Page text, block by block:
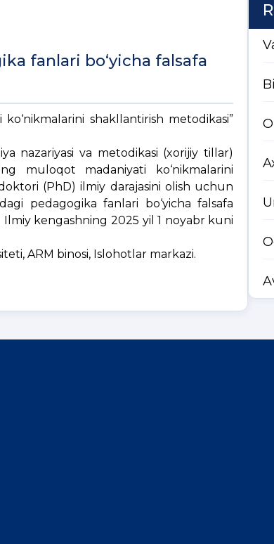
fanlari bo‘yicha falsafa
shakllantirish metodikasi”
nazariyasi va metodikasi (xorijiy tillar)
muloqot madaniyati ko‘nikmalarini
(PhD) ilmiy darajasini olish uchun
pedagogika fanlari bo‘yicha falsafa
Ilmiy kengashning 2025 yil 1 noyabr kuni
ARM binosi, Islohotlar markazi.